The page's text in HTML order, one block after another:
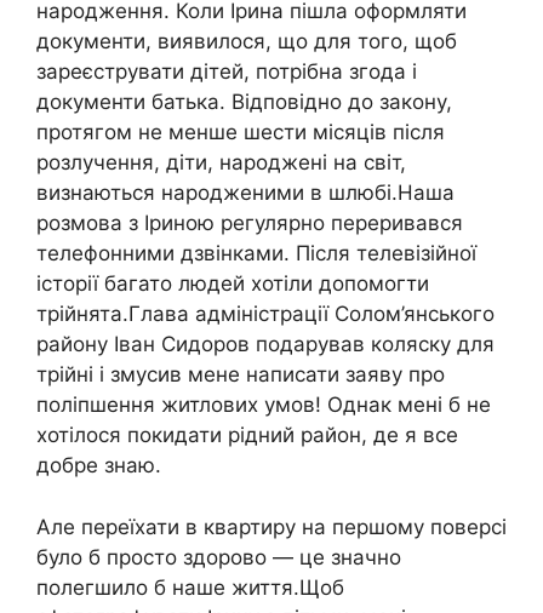
народження. Коли Ірина пішла оформляти
документи, виявилося, що для того, щоб
зареєструвати дітей, потрібна згода і
документи батька. Відповідно до закону,
протягом не менше шести місяців після
розлучення, діти, народжені на світ,
визнаються народженими в шлюбі.Наша
розмова з Іриною регулярно переривався
телефонними дзвінками. Після телевізійної
історії багато людей хотіли допомогти
трійнята.Глава адміністрації Солом’янського
району Іван Сидоров подарував коляску для
трійні і змусив мене написати заяву про
поліпшення житлових умов! Однак мені б не
хотілося покидати рідний район, де я все
добре знаю.
Але переїхати в квартиру на першому поверсі
було б просто здорово — це значно
полегшило б наше життя.Щоб